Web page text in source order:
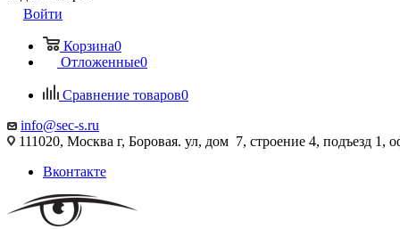
Войти
Корзина0
Отложенные0
Сравнение товаров0
info@sec-s.ru
111020, Москва г, Боровая. ул, дом 7, строение 4, подъезд 1,
Вконтакте